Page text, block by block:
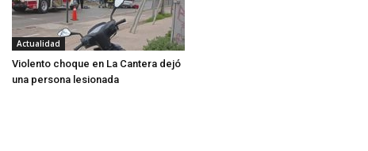
Actualidad
Violento choque en La Cantera dejó
una persona lesionada